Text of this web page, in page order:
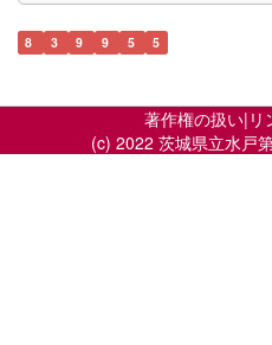
8 3 9 9 5 5
著作権の扱い| リ
(c) 2022 茨城県立水戸